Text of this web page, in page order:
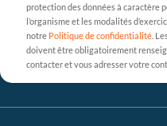
protection des données à caractère
l’organisme et les modalités
notre Politique de confidentialité.
doivent être obligatoirement
contacter et vous adresser votre